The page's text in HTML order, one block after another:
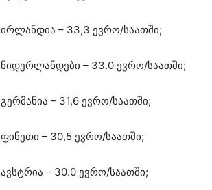
ირლანდია – 33,3 ევრო/საათში;
ნიდერლანდები – 33.0 ევრო/საათში;
გერმანია – 31,6 ევრო/საათში;
ფინეთი – 30,5 ევრო/საათში;
ავსტრია – 30.0 ევრო/საათში;